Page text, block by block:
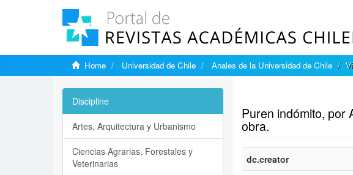
Home Universidad de Chile Anales de la Universidad de Chile
Puren indómito, por
obra.
dc.creator
Discipline
Artes, Arquitectura y Urbanismo
Ciencias Agrarias, Forestales y
Veterinarias